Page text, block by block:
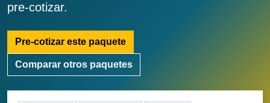
pre-cotizar.
Pre-cotizar este paquete
Comparar otros paquetes